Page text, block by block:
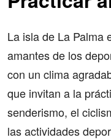
La isla de La Palma
amantes de los
con un clima
que invitan a la
senderismo, el
las actividades